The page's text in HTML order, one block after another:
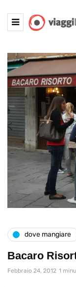
dove mangiare
Bacaro
Febbraio 24, 2012 1